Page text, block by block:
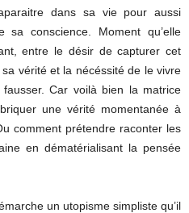
dans sa vie pour aussi
conscience. Moment qu’elle
entre le désir de capturer cet
vérité et la nécéssité de le vivre
Car voilà bien la matrice
une vérité momentanée à
comment prétendre raconter les
en dématérialisant la pensée
un utopisme simpliste qu’il